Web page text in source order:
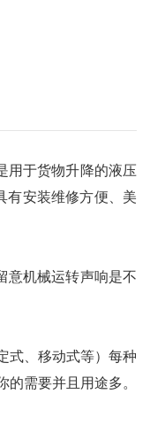
于货物升降的液压
有安装维修方便、美
意机械运转声响是不
式、移动式等）每种
需要并且用途多。